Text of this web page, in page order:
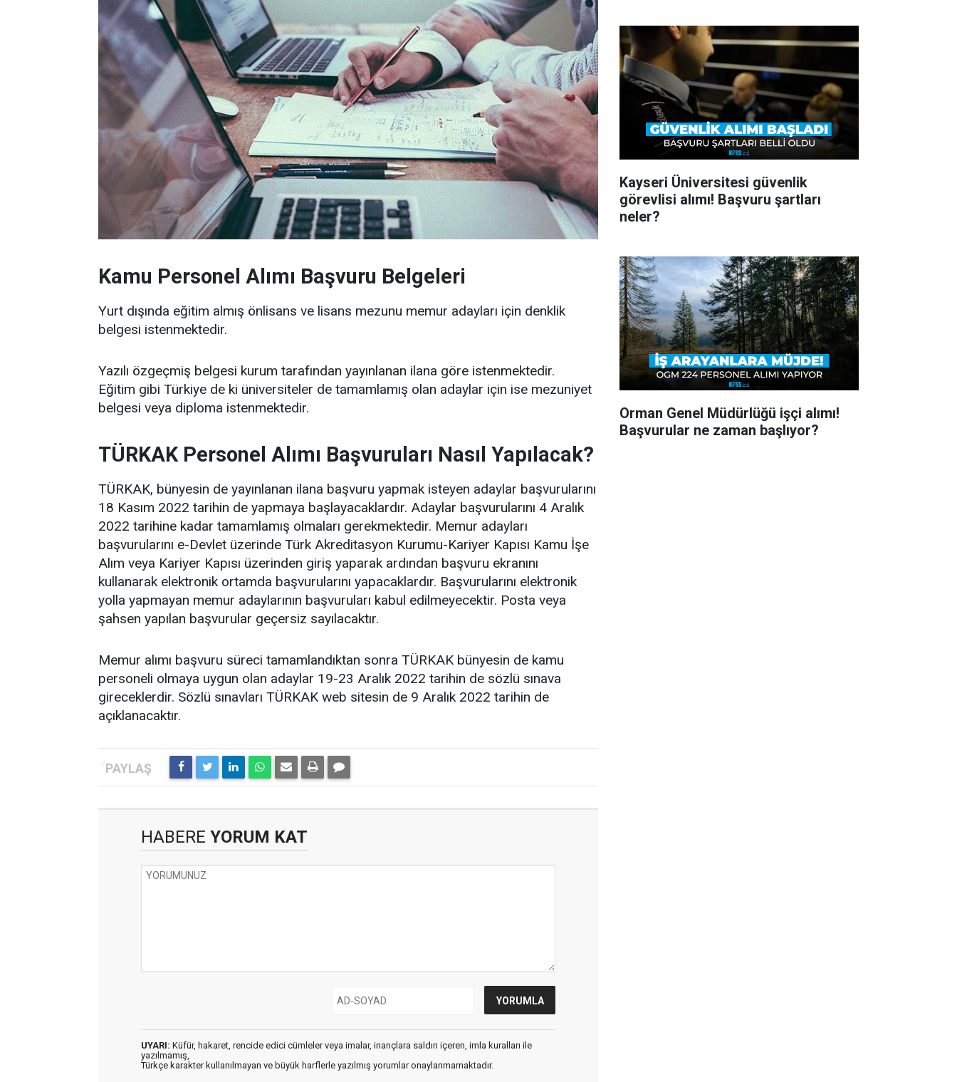
Kamu Personel Alımı Başvuru Belgeleri
Yurt dışında eğitim almış önlisans ve lisans mezunu memur adayları için denklik
belgesi istenmektedir.
Yazılı özgeçmiş belgesi kurum tarafından yayınlanan ilana göre istenmektedir.
Eğitim gibi Türkiye de ki üniversiteler de tamamlamış olan adaylar için ise mezuniyet
belgesi veya diploma istenmektedir.
TÜRKAK Personel Alımı Başvuruları Nasıl Yapılacak?
TÜRKAK, bünyesin de yayınlanan ilana başvuru yapmak isteyen adaylar başvurularını
18 Kasım 2022 tarihin de yapmaya başlayacaklardır. Adaylar başvurularını 4 Aralık
2022 tarihine kadar tamamlamış olmaları gerekmektedir. Memur adayları
başvurularını e-Devlet üzerinde Türk Akreditasyon Kurumu-Kariyer Kapısı Kamu İşe
Alım veya Kariyer Kapısı üzerinden giriş yaparak ardından başvuru ekranını
kullanarak elektronik ortamda başvurularını yapacaklardır. Başvurularını elektronik
yolla yapmayan memur adaylarının başvuruları kabul edilmeyecektir. Posta veya
şahsen yapılan başvurular geçersiz sayılacaktır.
Memur alımı başvuru süreci tamamlandıktan sonra TÜRKAK bünyesin de kamu
personeli olmaya uygun olan adaylar 19-23 Aralık 2022 tarihin de sözlü sınava
gireceklerdir. Sözlü sınavları TÜRKAK web sitesin de 9 Aralık 2022 tarihin de
açıklanacaktır.
HABERE YORUM KAT
UYARI: Küfür, hakaret, rencide edici cümleler veya imalar, inançlara saldırı içeren, imla kuralları ile
yazılmamış,
Türkçe karakter kullanılmayan ve büyük harflerle yazılmış yorumlar onaylanmamaktadır.
Kayseri Üniversitesi güvenlik
görevlisi alımı! Başvuru şartları
neler?
Orman Genel Müdürlüğü işçi alımı!
Başvurular ne zaman başlıyor?